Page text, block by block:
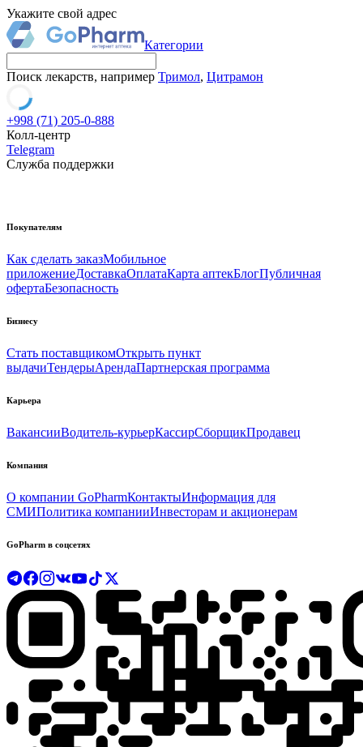
Укажите свой адрес
Категории
Поиск лекарств, например Тримол, Цитрамон
+998 (71) 205-0-888
Колл-центр
Telegram
Служба поддержки
Покупателям
Как сделать заказМобильное
приложениеДоставкаОплатаКарта аптекБлогПубличная
офертаБезопасность
Бизнесу
Стать поставщикомОткрыть пункт
выдачиТендерыАрендаПартнерская программа
Карьера
ВакансииВодитель-курьерКассирСборщикПродавец
Компания
О компании GoPharmКонтактыИнформация для
СМИПолитика компанииИнвесторам и акционерам
GoPharm в соцсетях